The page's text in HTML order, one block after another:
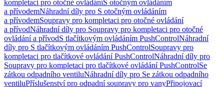
kompletaci pro otočné ovládáníS otočným ovládáním
a přívodemNáhradní díly pro S otočným ovládáním
a přívodemSoupravy pro kompletaci pro otočné ovládání
a přívodNáhradní díly pro Soupravy pro kompletaci pro otočné
ovládání a přívodS tlačítkovým ovládáním PushControlNáhradní
díly pro S tlačítkovým ovládáním PushControlSoupravy pro
kompletaci pro tlačítkové ovládání PushControlNáhradní díly pro
Soupravy pro kompletaci pro tlačítkové ovládání PushControlSe
zátkou odpadního ventiluNáhradní díly pro Se zátkou odpadního
ventiluPříslušenství pro odpadní soupravy pro vanyPřipojovací